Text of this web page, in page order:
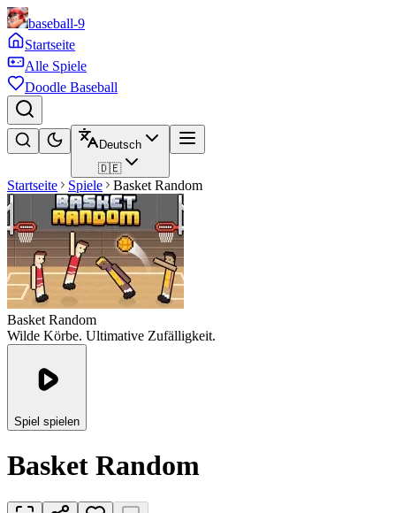
baseball-9
Startseite
Alle Spiele
Doodle Baseball
Deutsch
🇩🇪
Startseite Spiele Basket Random
Basket Random
Wilde Körbe. Ultimative Zufälligkeit.
Spiel spielen
Basket Random